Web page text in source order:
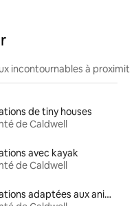
incontournables à
de tiny houses
de Caldwell
avec kayak
de Caldwell
Locations adaptées aux animaux